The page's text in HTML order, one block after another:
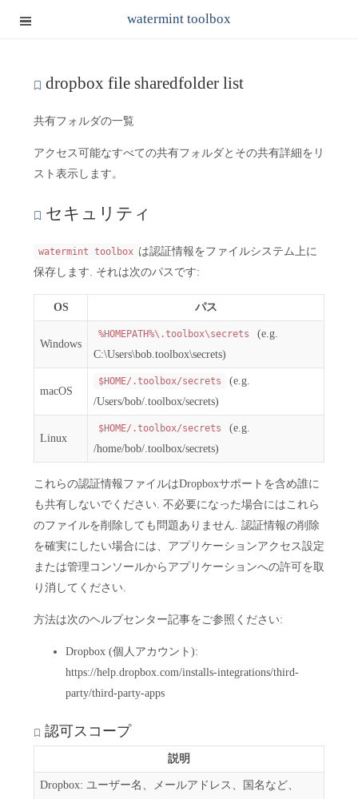
watermint toolbox
dropbox file sharedfolder list
共有フォルダの一覧
アクセス可能なすべての共有フォルダとその共有詳細をリ
スト表示します。
セキュリティ
watermint toolbox は認証情報をファイルシステム上に
保存します. それは次のパスです:
OS パス
Windows
%HOMEPATH%\.toolbox\secrets
(e.g.
C:\Users\bob.toolbox\secrets)
macOS
$HOME/.toolbox/secrets
(e.g.
/Users/bob/.toolbox/secrets)
Linux
$HOME/.toolbox/secrets
(e.g.
/home/bob/.toolbox/secrets)
これらの認証情報ファイルはDropboxサポートを含め誰に
も共有しないでください. 不必要になった場合にはこれら
のファイルを削除しても問題ありません. 認証情報の削除
を確実にしたい場合には、アプリケーションアクセス設定
または管理コンソールからアプリケーションへの許可を取
り消してください.
方法は次のヘルプセンター記事をご参照ください:
Dropbox (個人アカウント):
https://help.dropbox.com/installs-integrations/third-
party/third-party-apps
認可スコープ
説明
Dropbox: ユーザー名、メールアドレス、国名など、